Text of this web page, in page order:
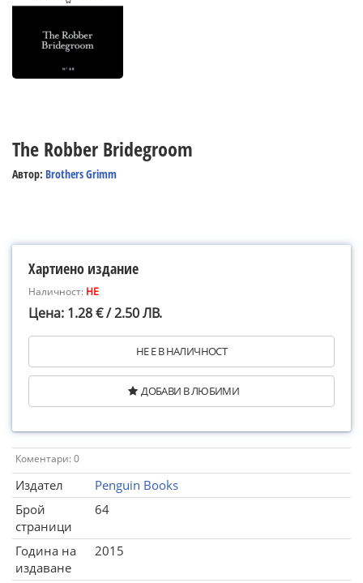
The Robber Bridegroom
Автор: Brothers Grimm
Хартиено издание
Наличност: НЕ
Цена: 1.28 € / 2.50 ЛВ.
НЕ Е В НАЛИЧНОСТ
ДОБАВИ В ЛЮБИМИ
Коментари: 0
Издател
Penguin Books
Брой
страници
64
Година на
издаване
2015